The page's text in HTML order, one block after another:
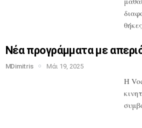
Νέα προγράμματα με
MDimitris Μάι 19, 2025
H